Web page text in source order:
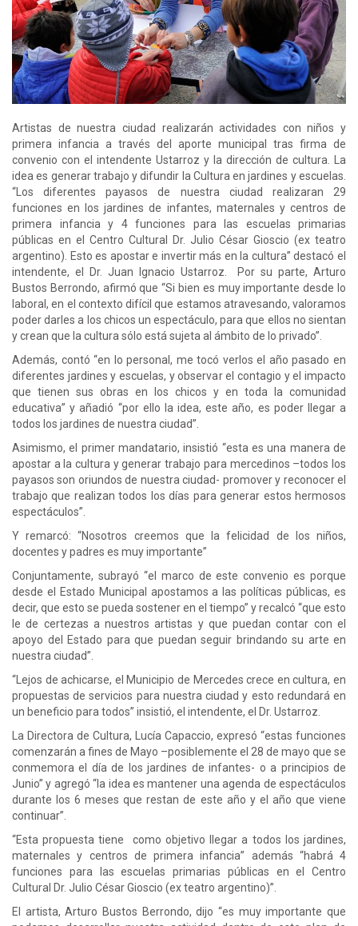
Artistas de nuestra ciudad realizarán actividades con niños y
primera infancia a través del aporte municipal tras firma de
convenio con el intendente Ustarroz y la dirección de cultura. La
idea es generar trabajo y difundir la Cultura en jardines y escuelas.
“Los diferentes payasos de nuestra ciudad realizaran 29
funciones en los jardines de infantes, maternales y centros de
primera infancia y 4 funciones para las escuelas primarias
públicas en el Centro Cultural Dr. Julio César Gioscio (ex teatro
argentino). Esto es apostar e invertir más en la cultura” destacó el
intendente, el Dr. Juan Ignacio Ustarroz. Por su parte, Arturo
Bustos Berrondo, afirmó que “Si bien es muy importante desde lo
laboral, en el contexto difícil que estamos atravesando, valoramos
poder darles a los chicos un espectáculo, para que ellos no sientan
y crean que la cultura sólo está sujeta al ámbito de lo privado”.
Además, contó “en lo personal, me tocó verlos el año pasado en
diferentes jardines y escuelas, y observar el contagio y el impacto
que tienen sus obras en los chicos y en toda la comunidad
educativa” y añadió “por ello la idea, este año, es poder llegar a
todos los jardines de nuestra ciudad”.
Asimismo, el primer mandatario, insistió “esta es una manera de
apostar a la cultura y generar trabajo para mercedinos –todos los
payasos son oriundos de nuestra ciudad- promover y reconocer el
trabajo que realizan todos los días para generar estos hermosos
espectáculos”.
Y remarcó: “Nosotros creemos que la felicidad de los niños,
docentes y padres es muy importante”
Conjuntamente, subrayó “el marco de este convenio es porque
desde el Estado Municipal apostamos a las políticas públicas, es
decir, que esto se pueda sostener en el tiempo” y recalcó “que esto
le de certezas a nuestros artistas y que puedan contar con el
apoyo del Estado para que puedan seguir brindando su arte en
nuestra ciudad”.
“Lejos de achicarse, el Municipio de Mercedes crece en cultura, en
propuestas de servicios para nuestra ciudad y esto redundará en
un beneficio para todos” insistió, el intendente, el Dr. Ustarroz.
La Directora de Cultura, Lucía Capaccio, expresó “estas funciones
comenzarán a fines de Mayo –posiblemente el 28 de mayo que se
conmemora el día de los jardines de infantes- o a principios de
Junio” y agregó “la idea es mantener una agenda de espectáculos
durante los 6 meses que restan de este año y el año que viene
continuar”.
“Esta propuesta tiene como objetivo llegar a todos los jardines,
maternales y centros de primera infancia” además “habrá 4
funciones para las escuelas primarias públicas en el Centro
Cultural Dr. Julio César Gioscio (ex teatro argentino)”.
El artista, Arturo Bustos Berrondo, dijo “es muy importante que